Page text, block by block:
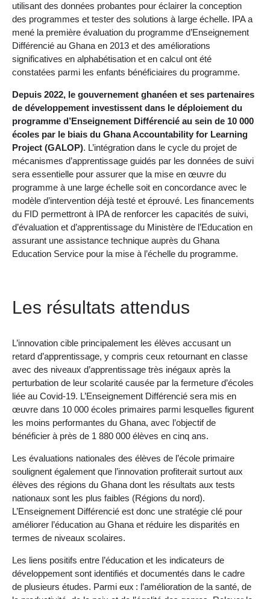
utilisant des données probantes pour éclairer la conception
des programmes et tester des solutions à large échelle. IPA a
mené la première évaluation du programme d’Enseignement
Différencié au Ghana en 2013 et des améliorations
significatives en alphabétisation et en calcul ont été
constatées parmi les enfants bénéficiaires du programme.
Depuis 2022, le gouvernement ghanéen et ses partenaires
de développement investissent dans le déploiement du
programme d’Enseignement Différencié au sein de 10 000
écoles par le biais du Ghana Accountability for Learning
Project (GALOP). L’intégration dans le cycle du projet de
mécanismes d’apprentissage guidés par les données de suivi
sera essentielle pour assurer que la mise en œuvre du
programme à une large échelle soit en concordance avec le
modèle d’intervention déjà testé et éprouvé. Les financements
du FID permettront à IPA de renforcer les capacités de suivi,
d’évaluation et d’apprentissage du Ministère de l’Education en
assurant une assistance technique auprès du Ghana
Education Service pour la mise à l’échelle du programme.
Les résultats attendus
L’innovation cible principalement les élèves accusant un
retard d’apprentissage, y compris ceux retournant en classe
avec des niveaux d’apprentissage très inégaux après la
perturbation de leur scolarité causée par la fermeture d’écoles
liée au Covid-19. L’Enseignement Différencié sera mis en
œuvre dans 10 000 écoles primaires parmi lesquelles figurent
les moins performantes du Ghana, avec l’objectif de
bénéficier à près de 1 880 000 élèves en cinq ans.
Les évaluations nationales des élèves de l’école primaire
soulignent également que l’innovation profiterait surtout aux
élèves des régions du Ghana dont les résultats aux tests
nationaux sont les plus faibles (Régions du nord).
L’Enseignement Différencié est donc une stratégie clé pour
améliorer l’éducation au Ghana et réduire les disparités en
termes de niveaux scolaires.
Les liens positifs entre l’éducation et les indicateurs de
développement sont identifiés et documentés dans le cadre
de plusieurs études. Parmi eux : l’amélioration de la santé, de